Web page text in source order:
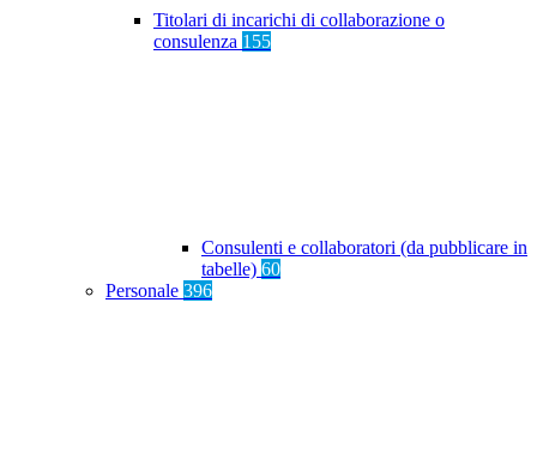
Titolari di incarichi di collaborazione o
consulenza 155
Consulenti e collaboratori (da pubblicare in
tabelle) 60
Personale 396